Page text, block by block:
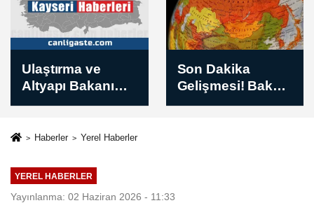
Son Dakika
Gelişmesi! Bakan
Fidan: “(Rusya-
Yıpratma cephe
yıpratmaya
dönüştüğü
zaman konu
Fenerbahçe'de
Sturm Graz maçı
hazırlıkları devam
Haberler Yerel Haberler
YEREL HABERLER
Yayınlanma: 02 Haziran 2026 - 11:33